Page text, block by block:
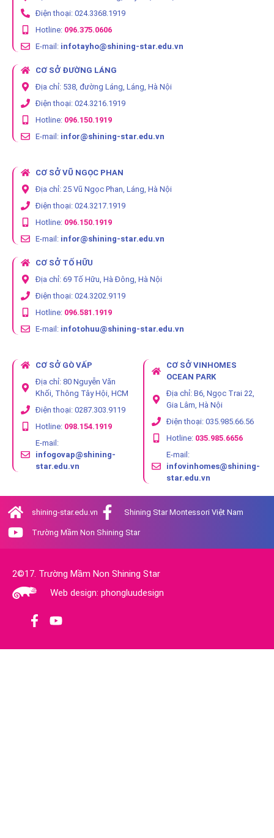
Điện thoại: 024.3368.1919
Hotline: 096.375.0606
E-mail: infotayho@shining-star.edu.vn
CƠ SỞ ĐƯỜNG LÁNG
Địa chỉ: 538, đường Láng, Láng, Hà Nội
Điện thoại: 024.3216.1919
Hotline: 096.150.1919
E-mail: infor@shining-star.edu.vn
CƠ SỞ VŨ NGỌC PHAN
Địa chỉ: 25 Vũ Ngọc Phan, Láng, Hà Nội
Điện thoại: 024.3217.1919
Hotline: 096.150.1919
E-mail: infor@shining-star.edu.vn
CƠ SỞ TỐ HỮU
Địa chỉ: 69 Tố Hữu, Hà Đông, Hà Nội
Điện thoại: 024.3202.9119
Hotline: 096.581.1919
E-mail: infotohuu@shining-star.edu.vn
CƠ SỞ GÒ VẤP
Địa chỉ: 80 Nguyễn Văn
Khối, Thông Tây Hội, HCM
Điện thoại: 0287.303.9119
Hotline: 098.154.1919
E-mail:
infogovap@shining-
star.edu.vn
CƠ SỞ VINHOMES
OCEAN PARK
Địa chỉ: B6, Ngọc Trai 22,
Gia Lâm, Hà Nội
Điện thoại: 035.985.66.56
Hotline: 035.985.6656
E-mail:
infovinhomes@shining-
star.edu.vn
shining-star.edu.vn Shining Star Montessori Việt Nam
Trường Mầm Non Shining Star
2©17. Trường Mầm Non Shining Star
Web design: phongluudesign